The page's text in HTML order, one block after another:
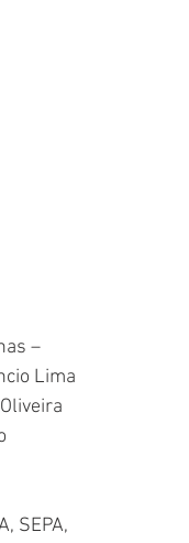
–
Lima
SEPA,